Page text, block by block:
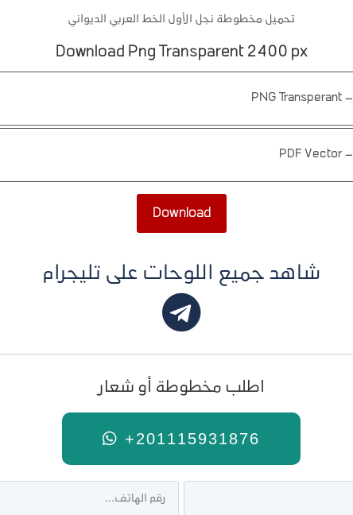
تحميل مخطوطة نجل الأول الخط العربي الديواني
Download Png Transparent 2400 px
PNG Transperant –
PDF Vector–
Download
شاهد جميع اللوحات على تليجرام
اطلب مخطوطة أو شعار
+201115931876